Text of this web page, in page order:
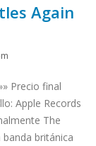
Again
Precio final
Apple Records
The
británica